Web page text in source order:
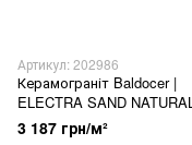
Артикул: 202986
Керамограніт Baldocer |
ELECTRA SAND NATURAL
120X120
3 187 грн/м²